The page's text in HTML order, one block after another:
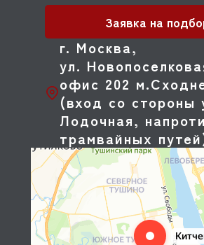
г. Москва,
ул.
офис 202
(вход со стороны
Лодочная,
трамвайных
Заявка на